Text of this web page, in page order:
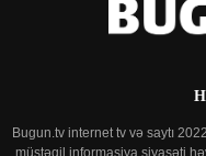
Bugun.tv internet tv və saytı